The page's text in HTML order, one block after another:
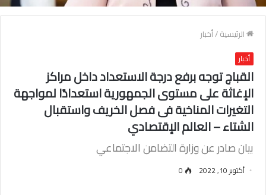
الرئيسية/أخبار
أخبار
القباج توجه برفع درجة الاستعداد داخل مراكز
الإغاثة على مستوى الجمهورية استعدادًا لمواجهة
التغيرات المناخية فى فصل الخريف واستقبال
الشتاء – العالم الإقتصادي
بيان صادر عن وزارة التضامن الاجتماعي
أكتوبر 10, 2022 0